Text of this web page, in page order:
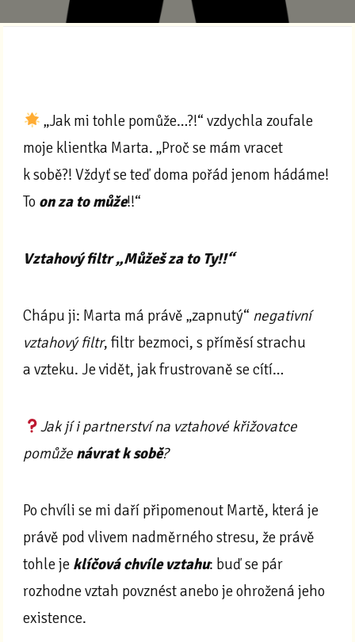
„Jak mi tohle pomůže…?!“ vzdychla zoufale
moje klientka Marta. „Proč se mám vracet
k sobě?! Vždyť se teď doma pořád jenom hádáme!
To on za to může!!“
Vztahový filtr „Můžeš za to Ty!!“
Chápu ji: Marta má právě „zapnutý“ negativní
vztahový filtr, filtr bezmoci, s příměsí strachu
a vzteku. Je vidět, jak frustrovaně se cítí…
Jak jí i partnerství na vztahové křižovatce
pomůže návrat k sobě?
Po chvíli se mi daří připomenout Martě, která je
právě pod vlivem nadměrného stresu, že právě
tohle je klíčová chvíle vztahu: buď se pár
rozhodne vztah povznést anebo je ohrožená jeho
existence.